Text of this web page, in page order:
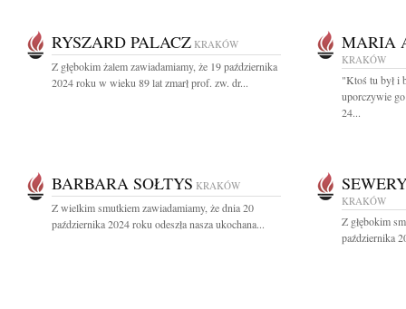
RYSZARD PALACZ KRAKÓW
Z głębokim żalem zawiadamiamy, że 19 października
2024 roku w wieku 89 lat zmarł prof. zw. dr...
MARIA
KRAKÓW
"Ktoś tu był i
uporczywie
24...
BARBARA SOŁTYS KRAKÓW
Z wielkim smutkiem zawiadamiamy, że dnia 20
października 2024 roku odeszła nasza ukochana...
KRAKÓW
Z głębokim
października